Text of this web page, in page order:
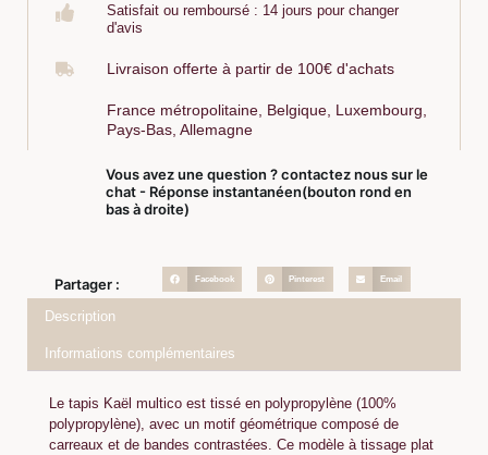
Satisfait ou remboursé : 14 jours pour changer
d'avis
Livraison offerte à partir de 100€ d'achats
France métropolitaine, Belgique, Luxembourg,
Pays-Bas, Allemagne
Vous avez une question ? contactez nous sur le
chat - Réponse instantanéen(bouton rond en
bas à droite)
Partager : Facebook Pinterest Email
Description
Informations complémentaires
Le tapis Kaël multico est tissé en polypropylène (100%
polypropylène), avec un motif géométrique composé de
carreaux et de bandes contrastées. Ce modèle à tissage plat